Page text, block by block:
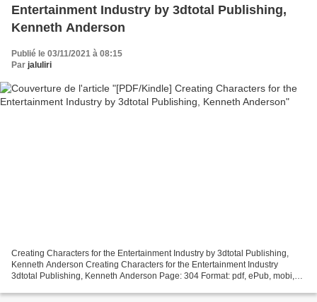
Entertainment Industry by 3dtotal Publishing,
Kenneth Anderson
Publié le 03/11/2021 à 08:15
Par jaluliri
Creating Characters for the Entertainment Industry by 3dtotal Publishing,
Kenneth Anderson Creating Characters for the Entertainment Industry
3dtotal Publishing, Kenneth Anderson Page: 304 Format: pdf, ePub, mobi,